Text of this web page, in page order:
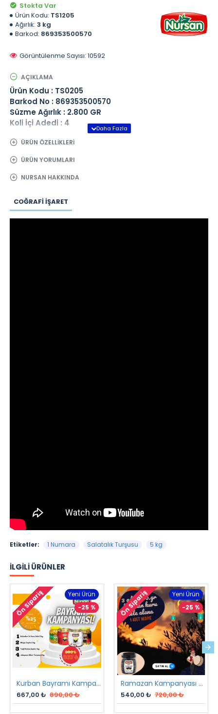
Stokta Var
Ürün Kodu: TS1205
Ağırlık: 3 kg
Barkod: 869353500570
Görüntülenme Sayısı: 10592
AÇIKLAMA
Ürün Kodu : TS0205
Barkod No : 869353500570
Süzme Ağırlık : 2.800 GR
Koli İçi Adedi : 4
ÜRÜN ÖZELLIKLERI
ÜRÜN YORUMLARI
NURSAN HAKKINDA
COĞRAFI İŞARET
Etiketler: 1 Numara Salatalık Turşusu 5 kg
İLGILI ÜRÜNLER
Yeni Ürün
-25 %
Ön Sipariş
Kurban Bayramı Kampanyası
667,00 ₺ 890,00 ₺
Yeni Ürün
-25 %
Ön Sipariş
Ramazan Kampanyası 2 2023
540,00 ₺ 720,00 ₺